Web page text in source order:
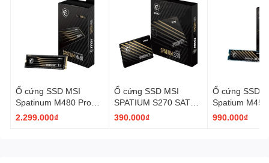
1500G, duration 0.5ms, Half Sine Wave²
Vibration-
10~2000Hz, 1.5mm, 20G, 1 Oct/min,
30min/axis(X,Y,Z)²
TBW
500GB: 300TBW, 1TB: 600TBW, 2TB:
MTBF
1,500,000 Hours
Ổ cứng SSD MSI
Spatinum M480 Pro
1TB | PCIe 4.0 NVMe
2.299.000₫
Ổ cứng SSD MSI
SPATIUM S270 SATA
2.5" 240GB
390.000₫
Ổ cứng SSD
Spatium
| PCIe 4.0
990.000₫